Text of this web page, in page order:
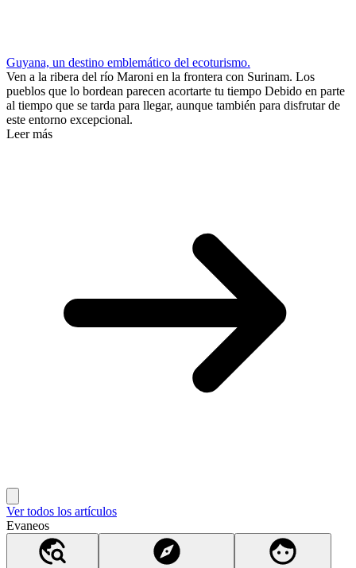
Guyana, un destino emblemático del ecoturismo.
Ven a la ribera del río Maroni en la frontera con Surinam. Los
pueblos que lo bordean parecen acortarte tu tiempo Debido en parte
al tiempo que se tarda para llegar, aunque también para disfrutar de
este entorno excepcional.
Leer más
Ver todos los artículos
Evaneos